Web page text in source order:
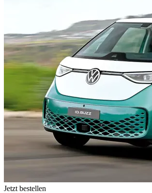
Jetzt bestellen